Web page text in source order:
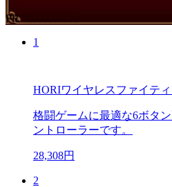
PR
1
HORIワイヤレスファイテ
格闘ゲームに最適な6ボタ
ントローラーです。
28,308円
2